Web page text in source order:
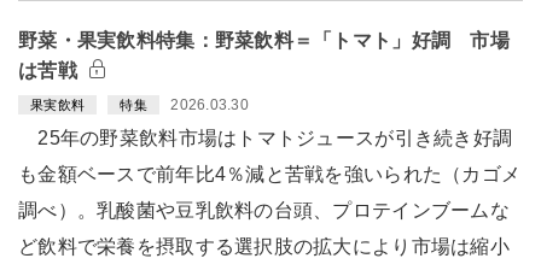
野菜・果実飲料特集：野菜飲料＝「トマト」好調 市場
は苦戦
果実飲料 特集 2026.03.30
25年の野菜飲料市場はトマトジュースが引き続き好調
も金額ベースで前年比4％減と苦戦を強いられた（カゴメ
調べ）。乳酸菌や豆乳飲料の台頭、プロテインブームな
ど飲料で栄養を摂取する選択肢の拡大により市場は縮小